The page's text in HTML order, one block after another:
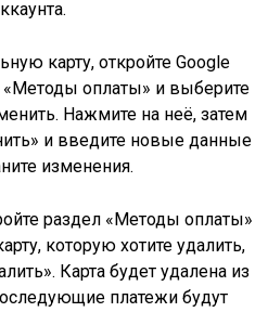
карту, откройте Google
«Методы оплаты» и выберите
Нажмите на неё, затем
и введите новые данные
изменения.
раздел «Методы оплаты»
которую хотите удалить,
Карта будет удалена из
платежи будут